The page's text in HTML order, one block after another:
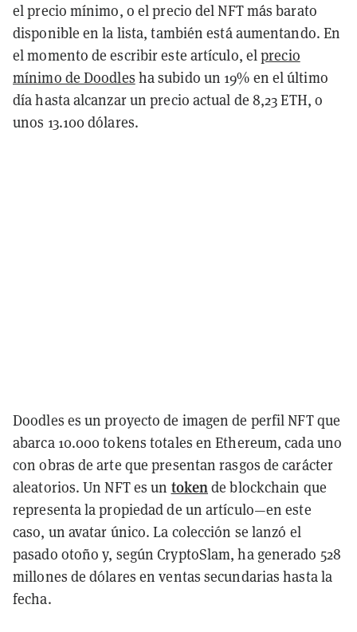
el precio mínimo, o el precio del NFT más barato
disponible en la lista, también está aumentando. En
el momento de escribir este artículo, elprecio
mínimo de Doodles ha subido un 19% en el último
día hasta alcanzar un precio actual de 8,23 ETH, o
unos 13.100 dólares.
Doodles es un proyecto de imagen de perfil NFT que
abarca 10.000 tokens totales en Ethereum, cada uno
con obras de arte que presentan rasgos de carácter
aleatorios. Un NFT es un token de blockchain que
representa la propiedad de un artículo—en este
caso, un avatar único. La colección se lanzó el
pasado otoño y, según CryptoSlam, ha generado 528
millones de dólares en ventas secundarias hasta la
fecha.